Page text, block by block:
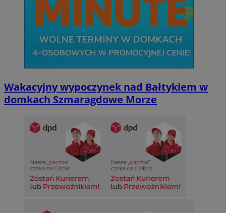
Wakacyjny wypoczynek nad Bałtykiem w
domkach Szmaragdowe Morze